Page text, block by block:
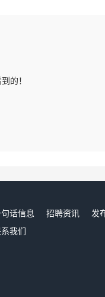
的！
话信息 招聘资讯 发
我们